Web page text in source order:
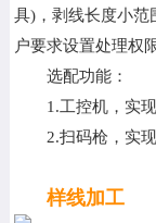
具)，剥线长度小范
户要求设置处理权
选配功能：
1.工控机，实现
2.扫码枪，实现
样线加工